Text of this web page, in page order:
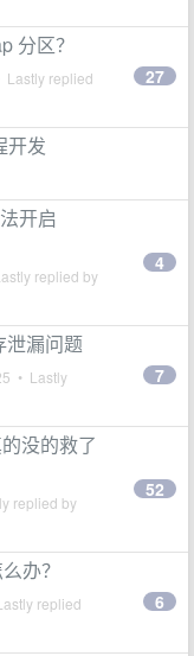
分区？
Lastly replied
27
开发
开启
replied by
4
泄漏问题
• Lastly
7
没的救了
replied by
52
办？
replied
6